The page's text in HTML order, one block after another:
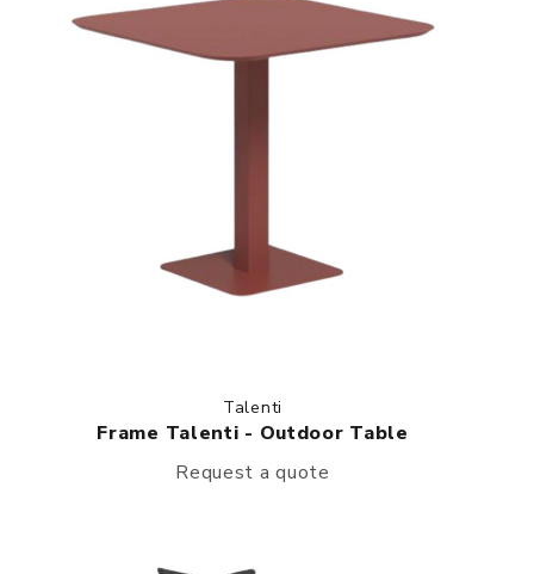
Talenti
Frame Talenti - Outdoor Table
Request a quote